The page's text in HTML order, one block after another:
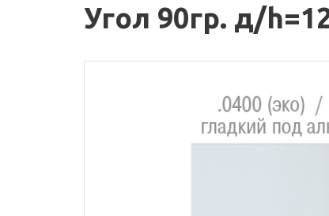
Угол 90гр. д/